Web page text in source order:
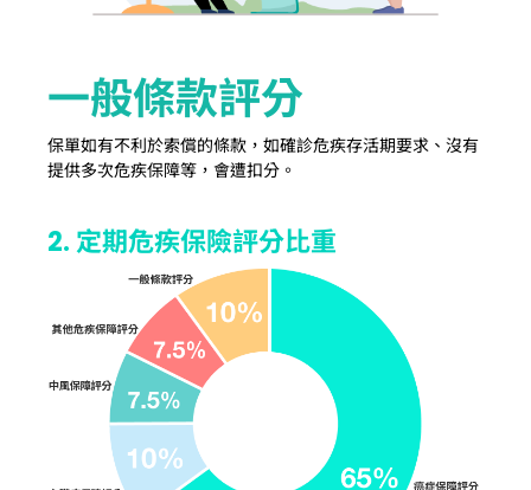
一般條款評分
保單如有不利於索償的條款，如確診危疾存活期要求、沒有
提供多次危疾保障等，會遭扣分。
2. 定期危疾保險評分比重